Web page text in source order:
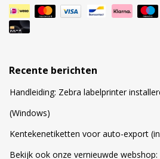
Recente berichten
Handleiding: Zebra labelprinter
(Windows)
Kentekenetiketten voor auto-export
Bekijk ook onze vernieuwde webshop: